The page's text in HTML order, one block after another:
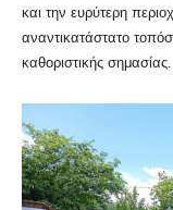
και την ευρύτερη
αναντικατάστατο
καθοριστικής σημασίας.